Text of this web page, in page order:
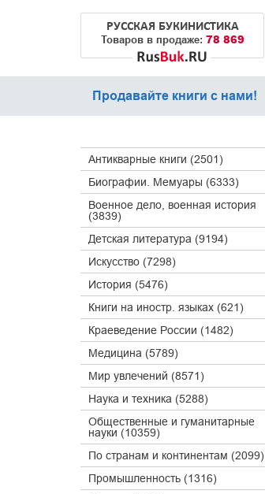
РУССКАЯ БУКИНИСТИКА
Товаров в продаже: 78 869
Продавайте книги с нами!
Антикварные книги (2501)
Биографии. Мемуары (6333)
Военное дело, военная история
(3839)
Детская литература (9194)
Искусство (7298)
История (5476)
Книги на иностр. языках (621)
Краеведение России (1482)
Медицина (5789)
Мир увлечений (8571)
Наука и техника (5288)
Общественные и гуманитарные
науки (10359)
По странам и континентам (2099)
Промышленность (1316)